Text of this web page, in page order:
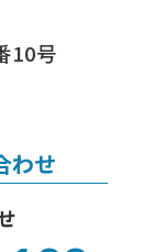
10号
わせ